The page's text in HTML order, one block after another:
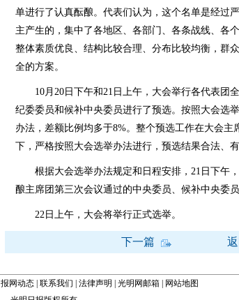
单进行了认真酝酿。代表们认为，这个名单是经过
主产生的，集中了各地区、各部门、各条战线、各
整体素质优良、结构比较合理、分布比较均衡，群
全的方案。
10月20日下午和21日上午，大会举行各代表团
纪委委员和候补中央委员进行了预选。按照大会选
办法，差额比例均多于8%。整个预选工作在大会主
下，严格按照大会选举办法进行，预选结果合法、有
根据大会选举办法规定和日程安排，21日下午
酿主席团第三次会议通过的中央委员、候补中央委
22日上午，大会将举行正式选举。
下一篇
报网动态 联系我们 法律声明 光明网邮箱
网站地图